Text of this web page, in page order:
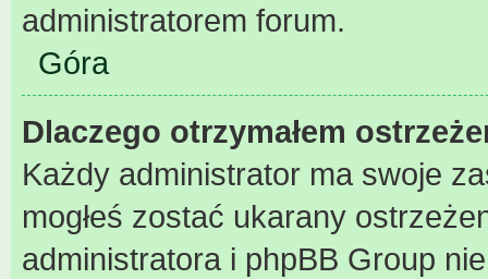
administratorem forum.
Góra
Dlaczego otrzymałem
Każdy administrator ma swoje
mogłeś zostać ukarany
administratora i phpBB Group